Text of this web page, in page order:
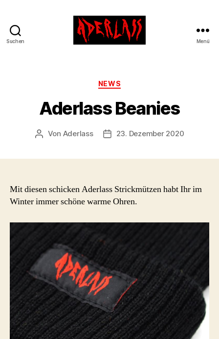
Suchen Menü
Kategorien
NEWS
Aderlass Beanies
Beitragsautor
Von Aderlass Beitragsdatum
23. Dezember 2020
Mit diesen schicken Aderlass Strickmützen habt Ihr im
Winter immer schöne warme Ohren.